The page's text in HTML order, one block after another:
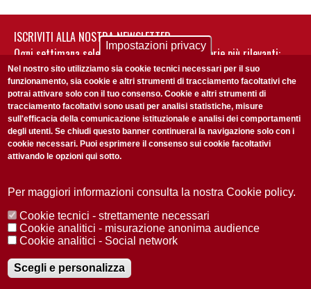
ISCRIVITI ALLA NOSTRA NEWSLETTER
Ogni settimana selezioniamo per te nostre storie più rilevanti:
non perderti gli aggiornamenti della nostra newsletter
Accetto laPrivacy Policy
Redazione Copyright Privacy
Area stampa
© 2025 Università di Padova
Registrazione presso il Tribunale di Padova n. 2097/2012 del 18 giugno
2012
Impostazioni privacy
Nel nostro sito utilizziamo sia cookie tecnici necessari per il suo
funzionamento, sia cookie e altri strumenti di tracciamento facoltativi che
potrai attivare solo con il tuo consenso. Cookie e altri strumenti di
tracciamento facoltativi sono usati per analisi statistiche, misure
sull'efficacia della comunicazione istituzionale e analisi dei comportamenti
degli utenti. Se chiudi questo banner continuerai la navigazione solo con i
cookie necessari. Puoi esprimere il consenso sui cookie facoltativi
attivando le opzioni qui sotto.
Per maggiori informazioni consulta la nostra Cookie policy.
Cookie tecnici - strettamente necessari
Cookie analitici - misurazione anonima audience
Cookie analitici - Social network
Scegli e personalizza